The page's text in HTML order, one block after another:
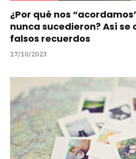
¿Por qué nos
nunca sucedieron? Así se
falsos recuerdos
17/10/2023